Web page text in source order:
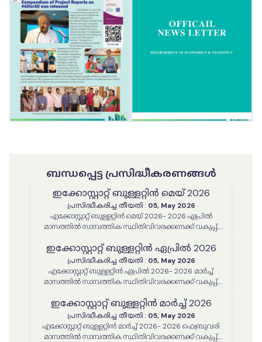
ബന്ധപ്പെട്ട പ്രസിദ്ധീകരണങ്ങൾ
ഇക്കോസ്റ്റാറ്റ് ബുള്ളറ്റിൻ മെയ് 2026
പ്രസിദ്ധീകരിച്ച തീയതി : 05, May 2026
എക്കോസ്റ്റാറ്റ് ബുള്ളറ്റിൻ മെയ് 2026- 2026 ഏപ്രിൽ
മാസത്തിൽ സാമ്പത്തിക സ്ഥിതിവിവരക്കണക്ക് വകുപ്പ്,
നടപ്പിലാക്കിയ പരിപാടികൾ, പ്രവർത്തനങ്ങൾ
ഇക്കോസ്റ്റാറ്റ് ബുള്ളറ്റിൻ ഏപ്രിൽ 2026
പ്രസിദ്ധീകരിച്ച തീയതി : 05, May 2026
എക്കോസ്റ്റാറ്റ് ബുള്ളറ്റിൻ ഏപ്രിൽ 2026- 2026 മാർച്ച്
മാസത്തിൽ സാമ്പത്തിക സ്ഥിതിവിവരക്കണക്ക് വകുപ്പ്,
നടപ്പിലാക്കിയ പരിപാടികൾ, പ്രവർത്തനങ്ങൾ
ഇക്കോസ്റ്റാറ്റ് ബുള്ളറ്റിൻ മാർച്ച് 2026
പ്രസിദ്ധീകരിച്ച തീയതി : 05, May 2026
എക്കോസ്റ്റാറ്റ് ബുള്ളറ്റിൻ മാർച്ച് 2026- 2026 ഫെബ്രുവരി
മാസത്തിൽ സാമ്പത്തിക സ്ഥിതിവിവരക്കണക്ക് വകുപ്പ്,